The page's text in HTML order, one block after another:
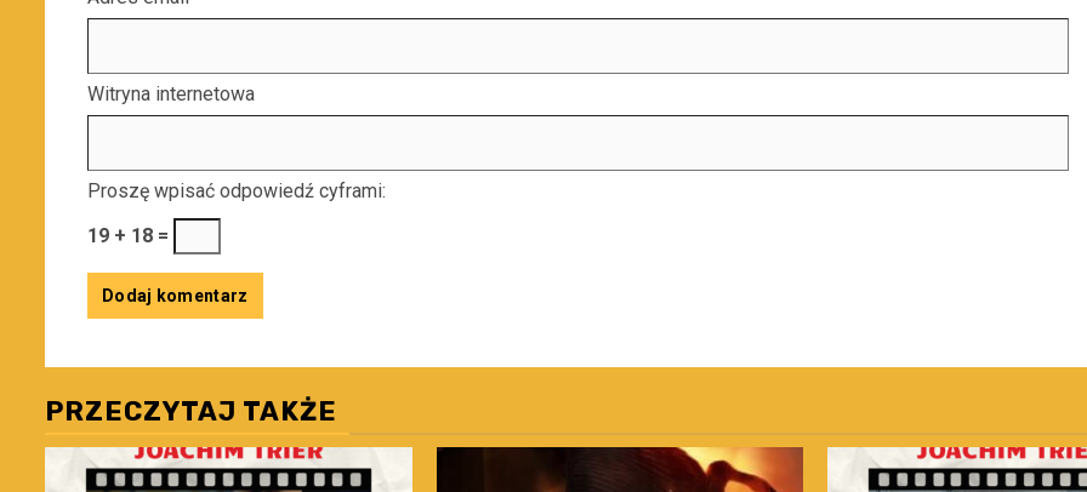
Witryna internetowa
Proszę wpisać odpowiedź cyframi:
19 + 18 =
PRZECZYTAJ TAKŻE